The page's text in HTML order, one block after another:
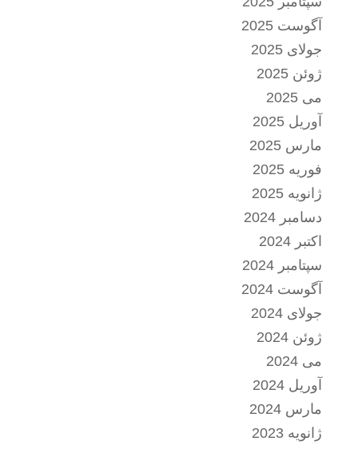
آگوست 2025
جولای 2025
ژوئن 2025
می 2025
آوریل 2025
مارس 2025
فوریه 2025
ژانویه 2025
دسامبر 2024
اکتبر 2024
سپتامبر 2024
آگوست 2024
جولای 2024
ژوئن 2024
می 2024
آوریل 2024
مارس 2024
ژانویه 2023